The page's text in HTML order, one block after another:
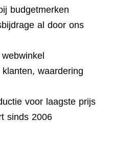
budgetmerken
al door ons
waardering
voor laagste prijs
sinds 2006